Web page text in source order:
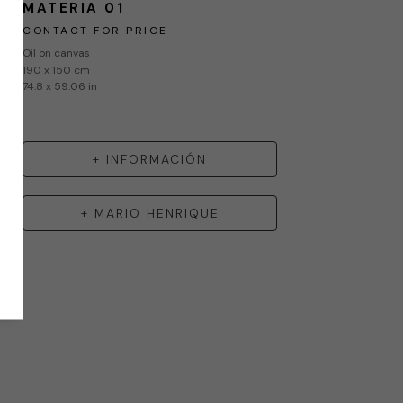
MATERIA 01
CONTACT FOR PRICE
Oil on canvas
190 x 150 cm
74.8 x 59.06 in
+ INFORMACIÓN
+ MARIO HENRIQUE